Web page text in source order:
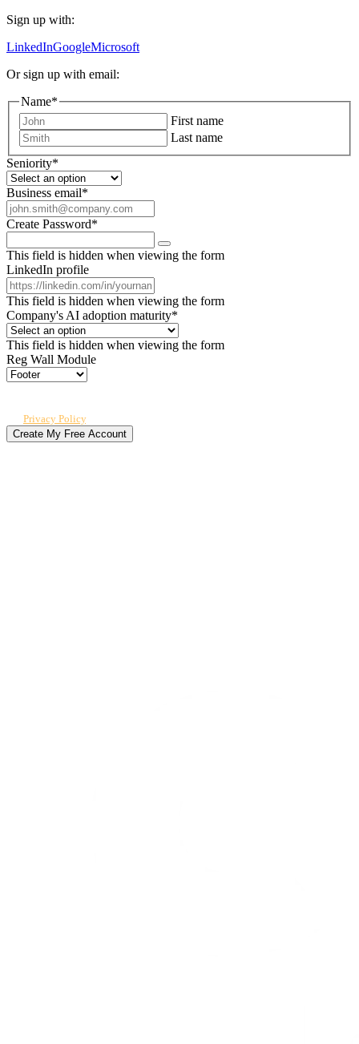
Sign up with:
LinkedInGoogleMicrosoft
Or sign up with email:
Name*
First name
Last name
Seniority*
Business email*
Create Password*
This field is hidden when viewing the form
LinkedIn profile
This field is hidden when viewing the form
Company's AI adoption maturity*
This field is hidden when viewing the form
Reg Wall Module
Privacy Policy.